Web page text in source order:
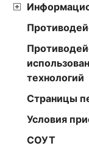
технологий
Страницы
Условия
СОУТ